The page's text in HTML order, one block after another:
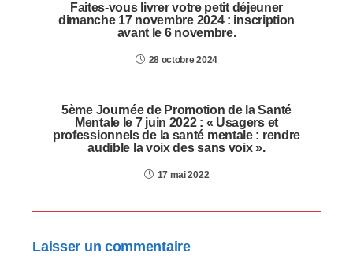
Faites-vous livrer votre petit déjeuner
dimanche 17 novembre 2024 : inscription
avant le 6 novembre.
28 octobre 2024
5ème Journée de Promotion de la Santé
Mentale le 7 juin 2022 : « Usagers et
professionnels de la santé mentale : rendre
audible la voix des sans voix ».
17 mai 2022
Laisser un commentaire